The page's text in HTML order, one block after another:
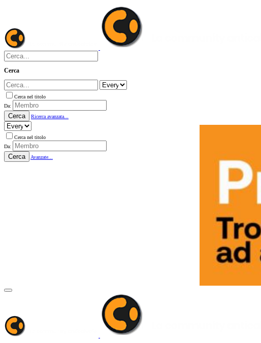
Cerca
Cerca nel titolo
Da:
Cerca Ricerca avanzata...
Cerca nel titolo
Da:
Cerca Avanzate...